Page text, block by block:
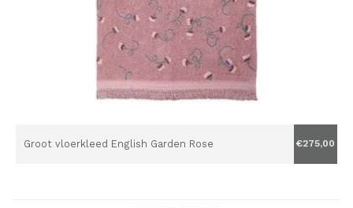
Groot vloerkleed English Garden Rose €275,00